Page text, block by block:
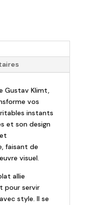
Gustav Klimt,
vos
instants
et son design
faisant de
visuel.
allie
pour servir
style. Il se